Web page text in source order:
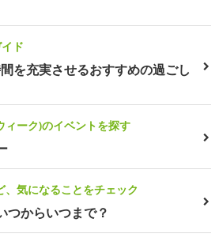
ド
を充実させるおすすめの過ごし
ィーク)のイベントを探す
気になることをチェック
つからいつまで？